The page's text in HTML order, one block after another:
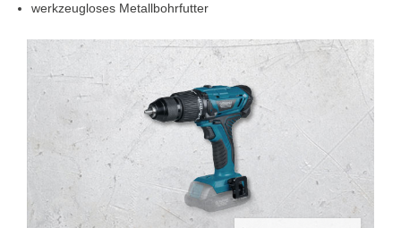
werkzeugloses Metallbohrfutter